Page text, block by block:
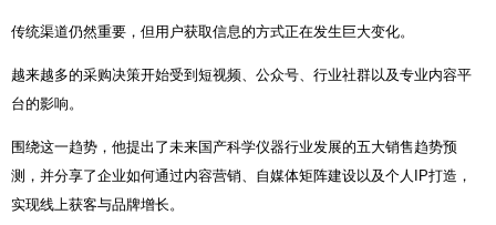
传统渠道仍然重要，但用户获取信息的方式正在发生巨大变化。
越来越多的采购决策开始受到短视频、公众号、行业社群以及专业内容平
台的影响。
围绕这一趋势，他提出了未来国产科学仪器行业发展的五大销售趋势预
测，并分享了企业如何通过内容营销、自媒体矩阵建设以及个人IP打造，
实现线上获客与品牌增长。